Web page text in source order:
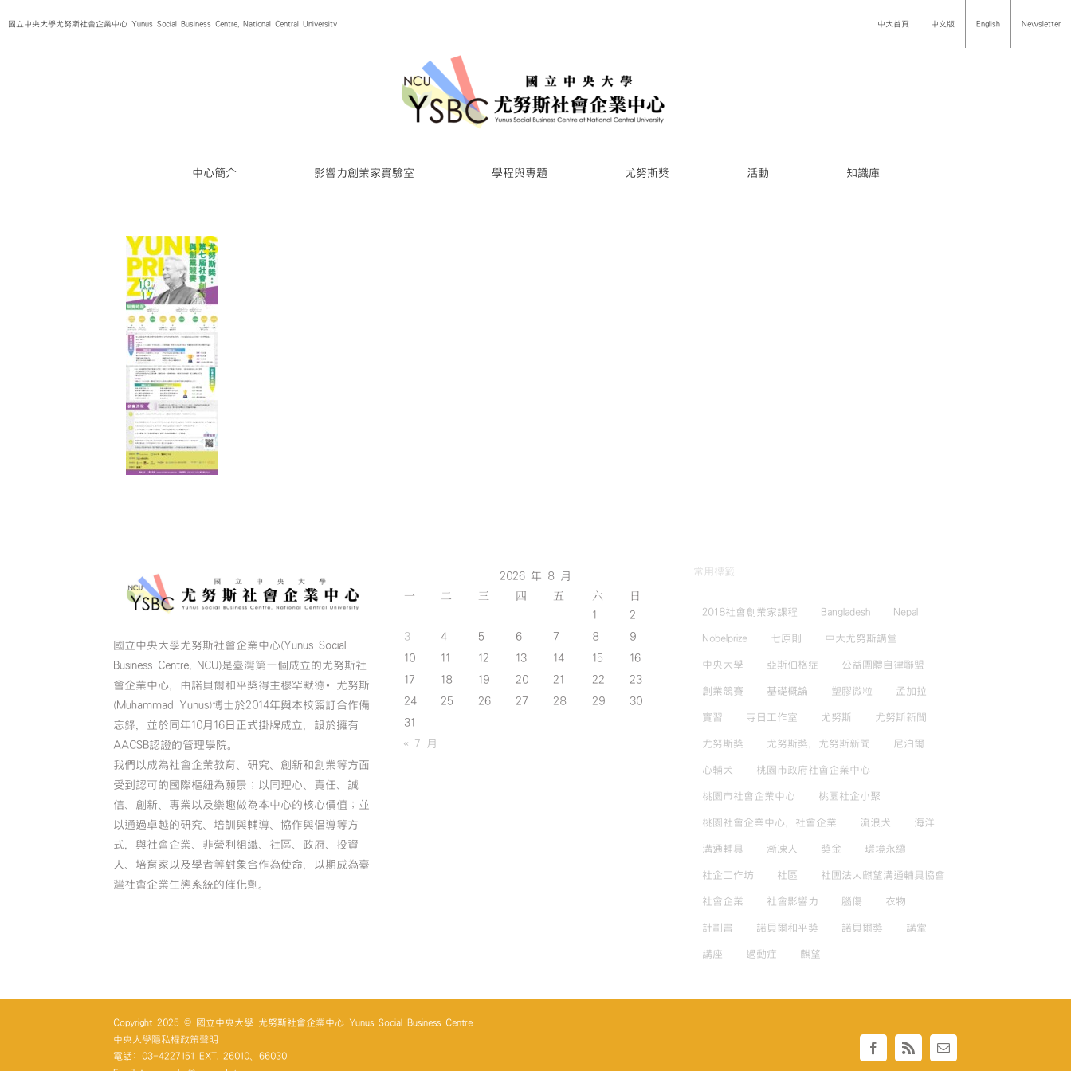
to國立中央大學尤努斯社會企業中心 Yunus Social Business Centre, National Central University 中大首頁 中文版 English Newsletter
中心簡介 影響力創業家實驗室 學程與專題 尤努斯獎 活動 知識庫
國立中央大學尤努斯社會企業中心(Yunus Social
Business Centre, NCU)是臺灣第一個成立的尤努斯社
會企業中心，由諾貝爾和平獎得主穆罕默德•尤努斯
(Muhammad Yunus)博士於2014年與本校簽訂合作備
忘錄，並於同年10月16日正式掛牌成立，設於擁有
AACSB認證的管理學院。
我們以成為社會企業教育、研究、創新和創業等方面
受到認可的國際樞紐為願景；以同理心、責任、誠
信、創新、專業以及樂趣做為本中心的核心價值；並
以通過卓越的研究、培訓與輔導、協作與倡導等方
式，與社會企業、非營利組織、社區、政府、投資
人、培育家以及學者等對象合作為使命，以期成為臺
灣社會企業生態系統的催化劑。
2026 年 8 月
一 二 三 四 五 六 日
1
2
3
4 5 6 7 8
9
10
11 12 13 14 15
16
17
18 19 20 21 22
23
24
25 26 27 28 29
30
31
« 7 月
常用標籤
2018社會創業家課程 Bangladesh Nepal
Nobelprize 七原則 中大尤努斯講堂
中央大學 亞斯伯格症 公益團體自律聯盟
創業競賽 基礎概論 塑膠微粒 孟加拉
實習 寺日工作室 尤努斯 尤努斯新聞
尤努斯獎 尤努斯獎，尤努斯新聞 尼泊爾
心輔犬 桃園市政府社會企業中心
桃園市社會企業中心 桃園社企小聚
桃園社會企業中心，社會企業 流浪犬 海洋
溝通輔具 漸凍人 獎金 環境永續
社企工作坊 社區 社團法人麒望溝通輔具協會
社會企業 社會影響力 腦傷 衣物
計劃書 諾貝爾和平獎 諾貝爾獎 講堂
講座 過動症 麒望
Copyright 2025 © 國立中央大學 尤努斯社會企業中心 Yunus Social Business Centre
中央大學隱私權政策聲明
電話: 03-4227151 EXT. 26010、66030
Facebook
Rss Email: